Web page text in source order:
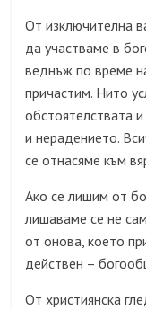
От изключителна
да участваме в
веднъж по време
причастим. Нито
обстоятелствата
и нерадението.
се отнасяме към
Ако се лишим от
лишаваме се не
от онова, което
действен –
От християнска